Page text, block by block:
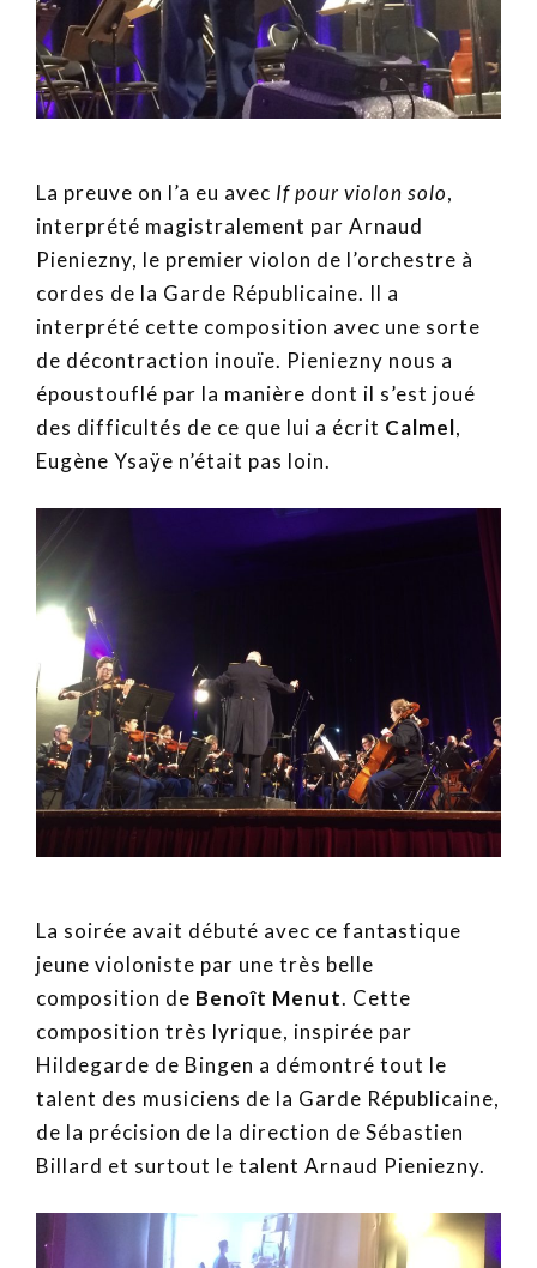
La preuve on l’a eu avec If pour violon solo,
interprété magistralement par Arnaud
Pieniezny, le premier violon de l’orchestre à
cordes de la Garde Républicaine. Il a
interprété cette composition avec une sorte
de décontraction inouïe. Pieniezny nous a
époustouflé par la manière dont il s’est joué
des difficultés de ce que lui a écrit Calmel,
Eugène Ysaÿe n’était pas loin.
La soirée avait débuté avec ce fantastique
jeune violoniste par une très belle
composition de Benoît Menut. Cette
composition très lyrique, inspirée par
Hildegarde de Bingen a démontré tout le
talent des musiciens de la Garde Républicaine,
de la précision de la direction de Sébastien
Billard et surtout le talent Arnaud Pieniezny.